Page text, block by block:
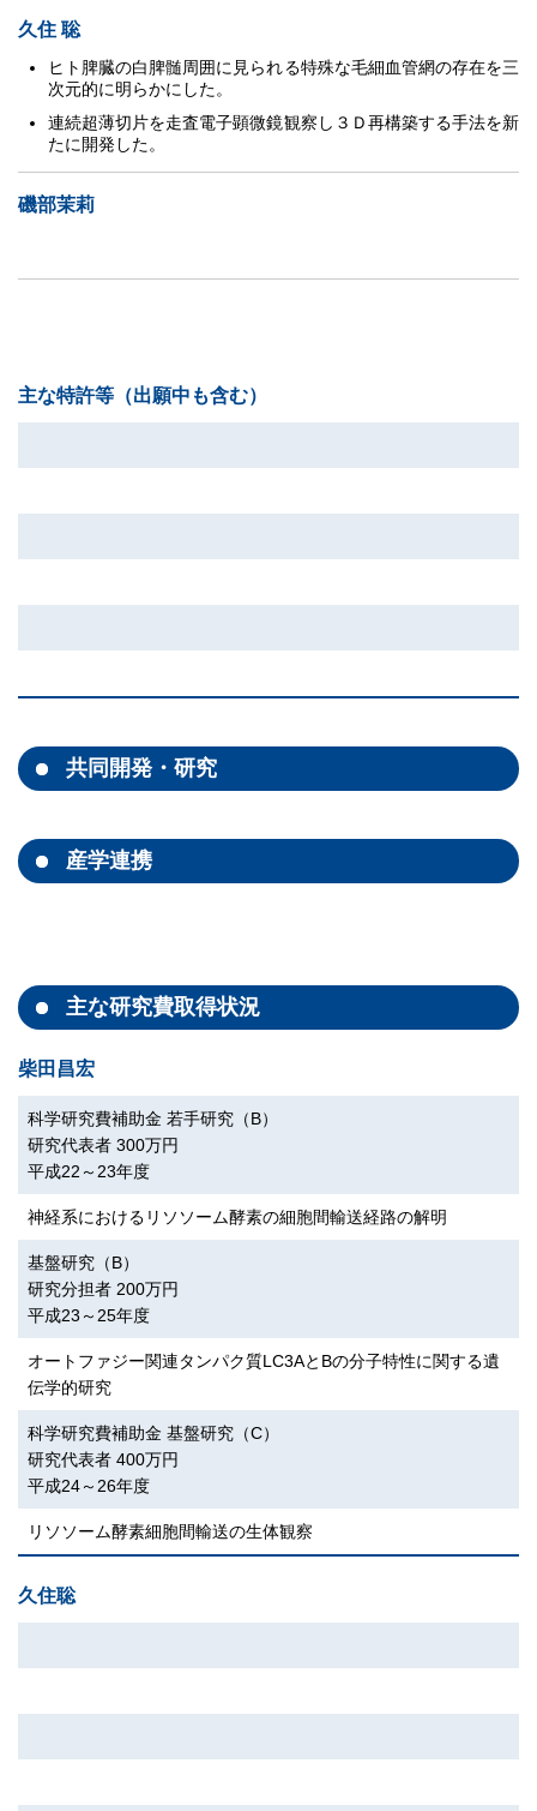
久住 聡
ヒト脾臓の白脾髄周囲に見られる特殊な毛細血管網の存在を三
次元的に明らかにした。
連続超薄切片を走査電子顕微鏡観察し３Ｄ再構築する手法を新
たに開発した。
磯部茉莉
主な特許等（出願中も含む）
共同開発・研究
産学連携
主な研究費取得状況
柴田昌宏
科学研究費補助金 若手研究（B）
研究代表者 300万円
平成22～23年度
神経系におけるリソソーム酵素の細胞間輸送経路の解明
基盤研究（B）
研究分担者 200万円
平成23～25年度
オートファジー関連タンパク質LC3AとBの分子特性に関する遺
伝学的研究
科学研究費補助金 基盤研究（C）
研究代表者 400万円
平成24～26年度
リソソーム酵素細胞間輸送の生体観察
久住聡